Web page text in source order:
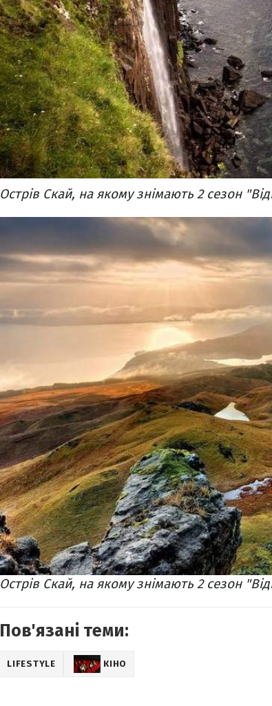
Острів Скай, на якому знімають 2 сезон
Острів Скай, на якому знімають 2 сезон
Пов'язані теми:
LIFESTYLE КІНО